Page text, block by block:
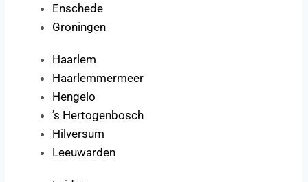
Enschede
Groningen
Haarlem
Haarlemmermeer
Hengelo
’s Hertogenbosch
Hilversum
Leeuwarden